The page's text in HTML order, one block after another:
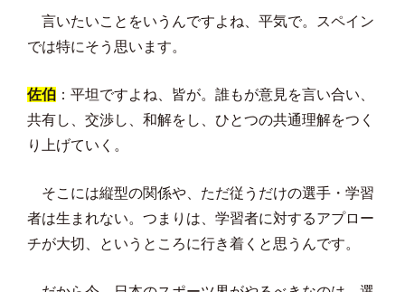
言いたいことをいうんですよね、平気で。スペイン
では特にそう思います。
佐伯 ：平坦ですよね、皆が。誰もが意見を言い合い、
共有し、交渉し、和解をし、ひとつの共通理解をつく
り上げていく。
そこには縦型の関係や、ただ従うだけの選手・学習
者は生まれない。つまりは、学習者に対するアプロー
チが大切、というところに行き着くと思うんです。